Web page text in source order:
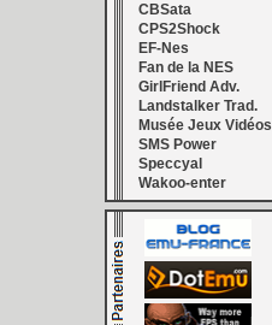
CBSata
CPS2Shock
EF-Nes
Fan de la NES
GirlFriend Adv.
Landstalker Trad.
Musée Jeux Vidéos
SMS Power
Speccyal
Wakoo-enter